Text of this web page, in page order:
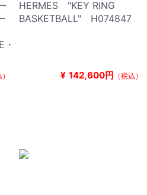
HERMES "KEY RING
BASKETBALL" H074847
¥ 142,600円 （税込）